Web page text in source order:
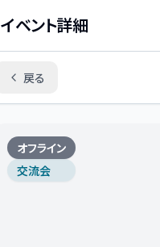
イベント詳細
戻る
オフライン
交流会